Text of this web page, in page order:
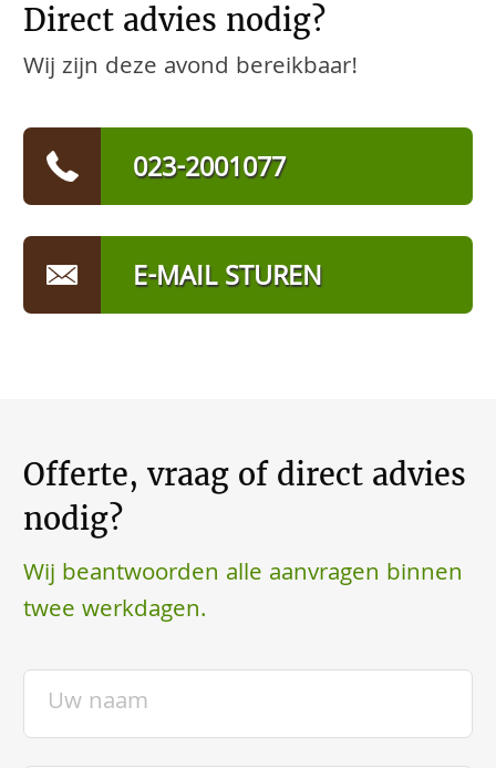
Direct advies nodig?
Wij zijn deze avond bereikbaar!
023-2001077
E-MAIL STUREN
Offerte, vraag of direct advies
nodig?
Wij beantwoorden alle aanvragen binnen
twee werkdagen.